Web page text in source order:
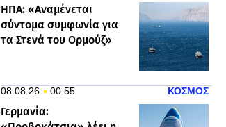
ΗΠΑ: «Αναμένεται
σύντομα συμφωνία για
τα Στενά του Ορμούζ»
08.08.26 00:55 ΚΟΣΜΟΣ
Γερμανία: